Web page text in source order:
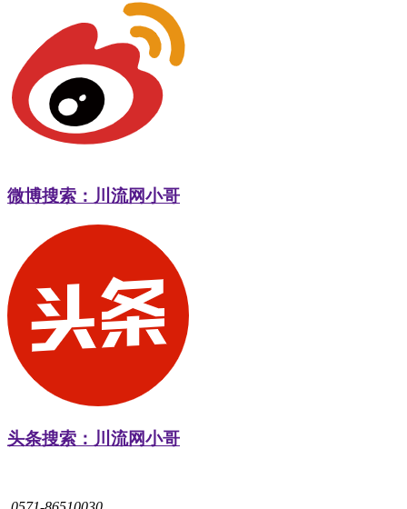
微博搜索：川流网小哥
头条搜索：川流网小哥